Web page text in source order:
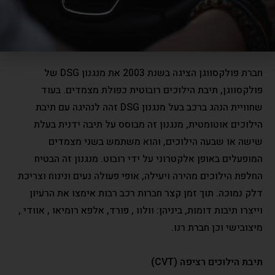
התקינה ברכביה מדגם קורולה תיבת הילוכים רובוטית אשר
נחלה כשלון בישראל, ובתוך שנה היא הוחלפה בתיבה אוטומטית
חברת פולקסווגן הציגה בשנת 2003 את מנגנון DSG של
פולקסווגן, תיבת הילוכים רובוטית כפולת מצמדים. בעוד
שחוויית הנהג ברכב בעל מנגנון DSG זהה לנהיגה עם תיבת
הילוכים אוטומטית, מנגנון זה מבוסס על תיבה ידנית בעלת
שישה או שבעה הילוכים, והוא משתמש בשני מצמדים
המופעלים באופן אלקטרוני על ידי רובוט. מנגנון זה הבטיח
החלפת הילוכים מהירה ויעילה, אופי פעולה נעים ונינוח וצריכת
דלק נמוכה. תוך זמן קצר חברות רכב רבות אימצו את הרעיון
וייצרו תיבות דומות, ביניהן: וולוו , פורד, אלפא רומיאו , אוודי ,
מיצובישי וכן חברת רנו.
תיבת הילוכים רציפה (CVT)